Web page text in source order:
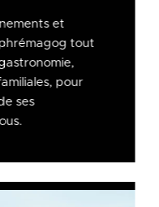
et
tout
pour
ses